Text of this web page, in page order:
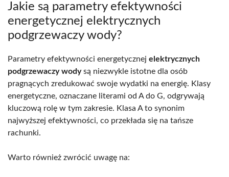
Jakie są parametry efektywności
energetycznej elektrycznych
podgrzewaczy wody?
Parametry efektywności energetycznej elektrycznych
podgrzewaczy wodysą niezwykle istotne dla osób
pragnących zredukować swoje wydatki na energię. Klasy
energetyczne, oznaczane literami od A do G, odgrywają
kluczową rolę w tym zakresie. Klasa A to synonim
najwyższej efektywności, co przekłada się na tańsze
rachunki.
Warto również zwrócić uwagę na: